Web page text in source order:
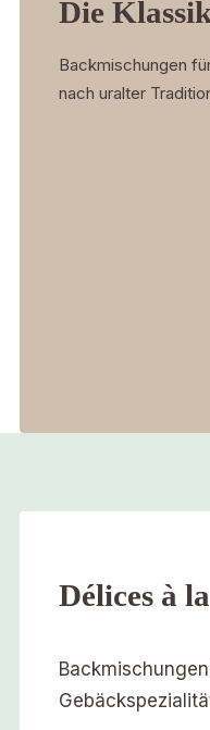
Die
Backmischungen
nach uralter
Délices à